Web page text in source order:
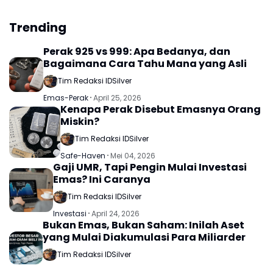
Trending
Perak 925 vs 999: Apa Bedanya, dan
Bagaimana Cara Tahu Mana yang Asli
Tim Redaksi IDSilver
Emas-Perak April 25, 2026
Kenapa Perak Disebut Emasnya Orang
Miskin?
Tim Redaksi IDSilver
Safe-Haven Mei 04, 2026
Gaji UMR, Tapi Pengin Mulai Investasi
Emas? Ini Caranya
Tim Redaksi IDSilver
Investasi April 24, 2026
Bukan Emas, Bukan Saham: Inilah Aset
yang Mulai Diakumulasi Para Miliarder
Tim Redaksi IDSilver